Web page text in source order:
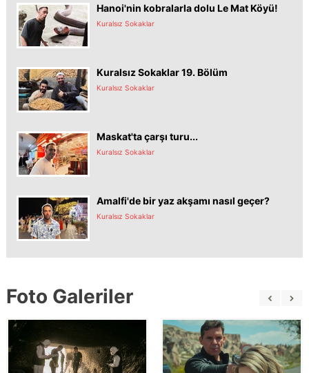
Hanoi'nin kobralarla dolu Le Mat Köyü!
Kuralsız Sokaklar
Kuralsız Sokaklar 19. Bölüm
Kuralsız Sokaklar
Maskat'ta çarşı turu...
Kuralsız Sokaklar
Amalfi'de bir yaz akşamı nasıl geçer?
Kuralsız Sokaklar
Foto Galeriler